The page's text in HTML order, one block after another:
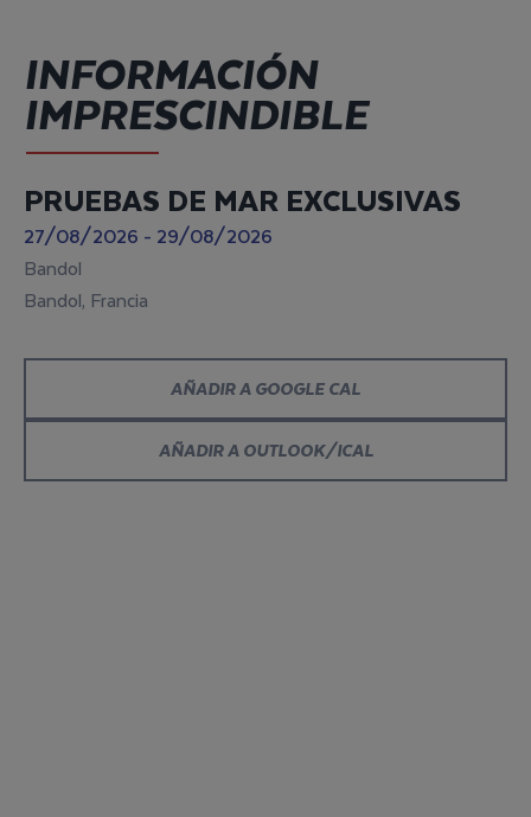
INFORMACIÓN
IMPRESCINDIBLE
PRUEBAS DE MAR EXCLUSIVAS
27/08/2026 - 29/08/2026
Bandol
Bandol, Francia
AÑADIR A GOOGLE CAL
AÑADIR A OUTLOOK/ICAL